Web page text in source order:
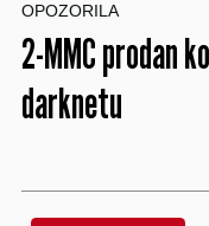
OPOZORILA
2-MMC prodan
darknetu